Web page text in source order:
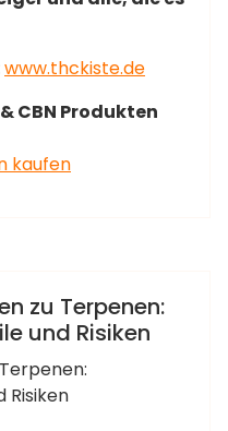
www.thckiste.de
CBN Produkten
kaufen
zu Terpenen:
und Risiken
Risiken